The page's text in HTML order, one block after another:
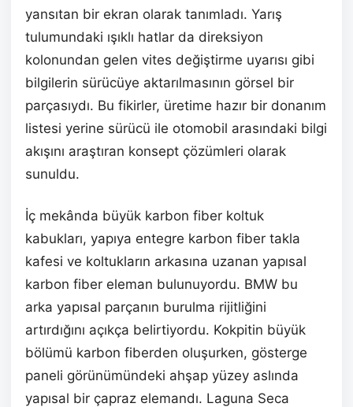
yansıtan bir ekran olarak tanımladı. Yarış
tulumundaki ışıklı hatlar da direksiyon
kolonundan gelen vites değiştirme uyarısı gibi
bilgilerin sürücüye aktarılmasının görsel bir
parçasıydı. Bu fikirler, üretime hazır bir donanım
listesi yerine sürücü ile otomobil arasındaki bilgi
akışını araştıran konsept çözümleri olarak
sunuldu.
İç mekânda büyük karbon fiber koltuk
kabukları, yapıya entegre karbon fiber takla
kafesi ve koltukların arkasına uzanan yapısal
karbon fiber eleman bulunuyordu. BMW bu
arka yapısal parçanın burulma rijitliğini
artırdığını açıkça belirtiyordu. Kokpitin büyük
bölümü karbon fiberden oluşurken, gösterge
paneli görünümündeki ahşap yüzey aslında
yapısal bir çapraz elemandı. Laguna Seca